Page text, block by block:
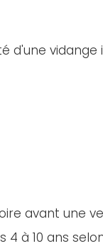
d'une vidange
avant une
à 10 ans